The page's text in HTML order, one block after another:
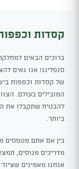
קסדות
ברוכים הבאים
סנפלינג! אנו גאים
המובילים בעולם.
להבטיח שתקבלו את
ביותר.
בין אם אתם מטפסים
מדריכים מנוסים,
אנחנו מאמינים